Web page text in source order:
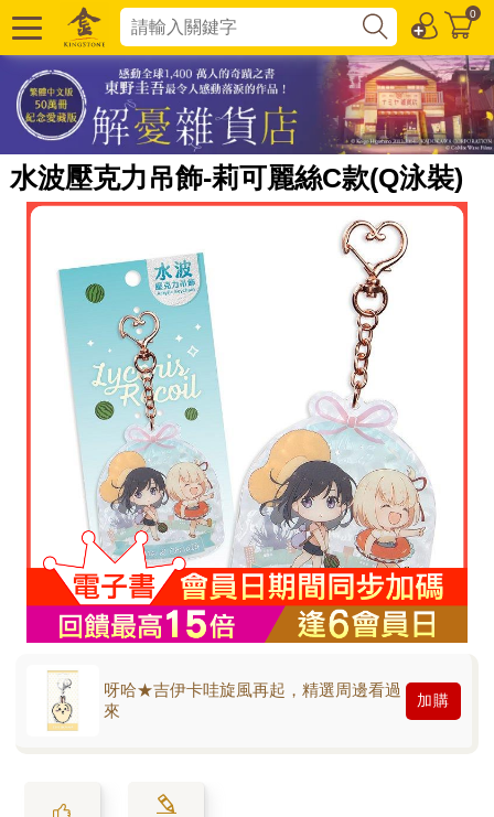
0
水波壓克力吊飾-莉可麗絲C款(Q泳裝)
呀哈★吉伊卡哇旋風再起，精選周邊看過
來
加購